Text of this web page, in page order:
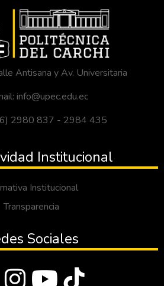
Antisana y Av. Universitaria
info@upec.edu.ec
2980 837 - 2984 435
Institucional
Institucional
Transparencia
Sociales